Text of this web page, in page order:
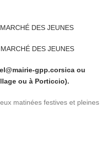
DES JEUNES
DES JEUNES
gpp.corsica ou
ou à Porticcio).
matinées festives et pleines